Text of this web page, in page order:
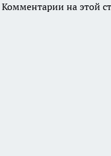
Комментарии на этой